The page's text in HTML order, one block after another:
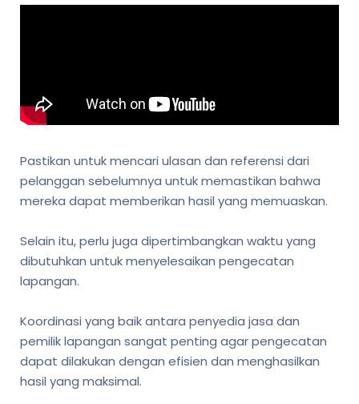
Pastikan untuk mencari ulasan dan referensi dari
pelanggan sebelumnya untuk memastikan bahwa
mereka dapat memberikan hasil yang memuaskan.
Selain itu, perlu juga dipertimbangkan waktu yang
dibutuhkan untuk menyelesaikan pengecatan
lapangan.
Koordinasi yang baik antara penyedia jasa dan
pemilik lapangan sangat penting agar pengecatan
dapat dilakukan dengan efisien dan menghasilkan
hasil yang maksimal.